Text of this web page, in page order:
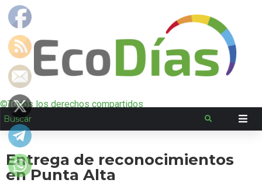
©Todos los derechos compartidos
Entrega de reconocimientos
en Punta Alta